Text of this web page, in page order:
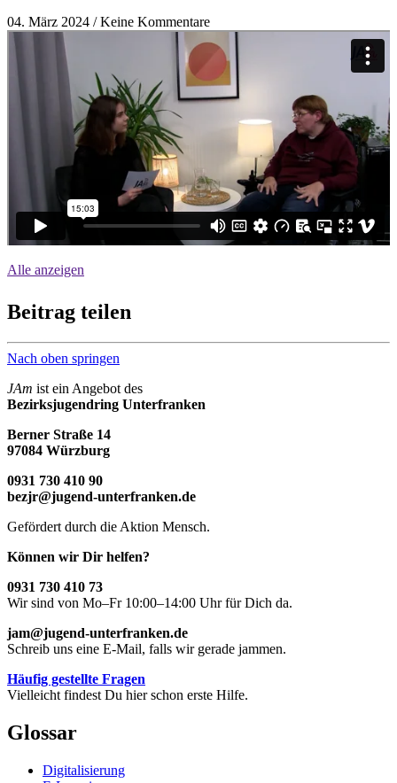
04. März 2024 / Keine Kommentare
Beschreibung des Videos: Eingebetteter Inhalt 1.
Alle anzeigen
Beitrag teilen
Nach oben springen
JAm ist ein Angebot des
Bezirksjugendring Unterfranken
Berner Straße 14
97084 Würzburg
0931 730 410 90
bezjr@jugend-unterfranken.de
Gefördert durch die Aktion Mensch.
Können wir Dir helfen?
0931 730 410 73
Wir sind von Mo–Fr 10:00–14:00 Uhr für Dich da.
jam@jugend-unterfranken.de
Schreib uns eine E-Mail, falls wir gerade jammen.
Häufig gestellte Fragen
Vielleicht findest Du hier schon erste Hilfe.
Glossar
Digitalisierung